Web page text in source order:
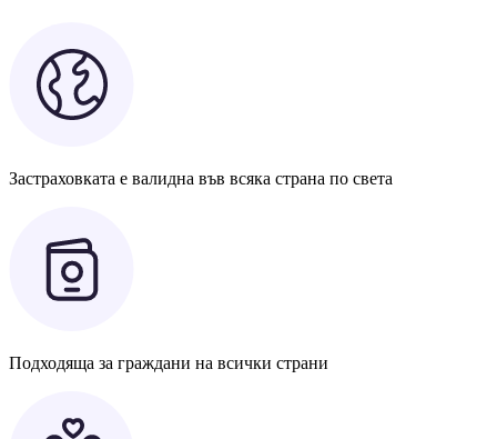
Застраховката е валидна във всяка страна по света
Подходяща за граждани на всички страни